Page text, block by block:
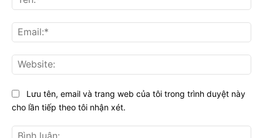
Lưu tên, email và trang web của tôi trong trình duyệt này
cho lần tiếp theo tôi nhận xét.